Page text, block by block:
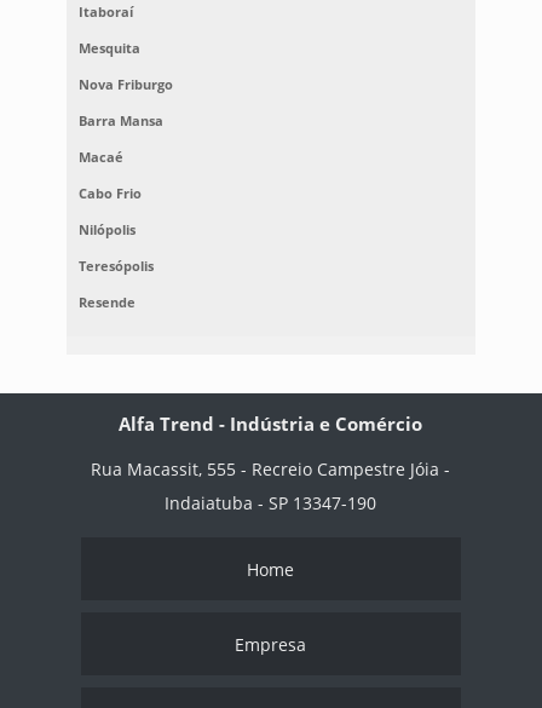
Itaboraí
Mesquita
Nova Friburgo
Barra Mansa
Macaé
Cabo Frio
Nilópolis
Teresópolis
Resende
Alfa Trend - Indústria e Comércio
Rua Macassit, 555 - Recreio Campestre Jóia -
Indaiatuba - SP 13347-190
Home
Empresa